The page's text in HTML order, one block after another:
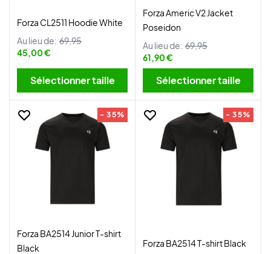
Forza CL2511 Hoodie White
Au lieu de: 69,95
45,00 €
Sélectionner taille
Forza Americ V2 Jacket
Poseidon
Au lieu de: 69,95
61,90 €
Sélectionner taille
- 35%
Forza BA2514 Junior T-shirt
Black
- 35%
Forza BA2514 T-shirt Black